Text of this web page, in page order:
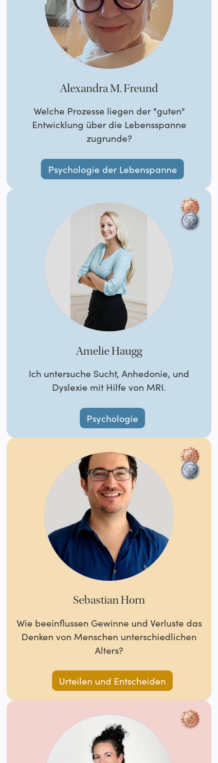
Alexandra M. Freund
Welche Prozesse liegen der "guten"
Entwicklung über die Lebensspanne
zugrunde?
Psychologie der Lebenspanne
Amelie Haugg
Ich untersuche Sucht, Anhedonie, und
Dyslexie mit Hilfe von MRI.
Psychologie
Sebastian Horn
Wie beeinflussen Gewinne und Verluste das
Denken von Menschen unterschiedlichen
Alters?
Urteilen und Entscheiden